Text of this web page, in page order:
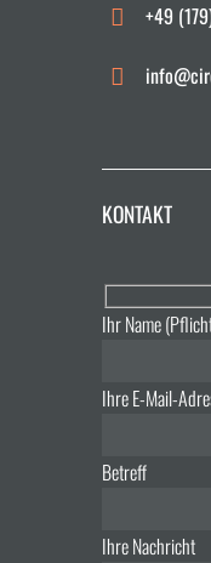
+49
KONTAKT
Ihr Name
Ihre E-Mail-
Betreff
Ihre Nachricht